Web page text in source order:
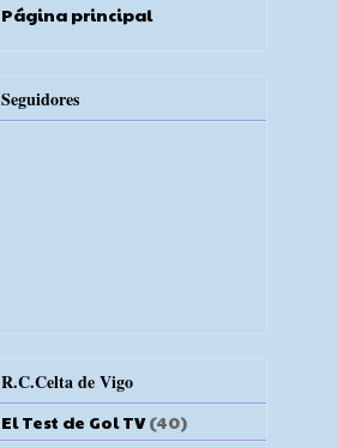
Página principal
Seguidores
R.C.Celta de Vigo
El Test de Gol TV (40)